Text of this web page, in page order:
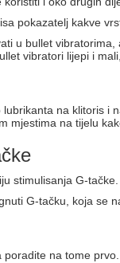
pokazatelj kakve
​​u bullet
vibratori lijepi i
na klitoris i
mjestima na tijelu
stimulisanja G-tačke.
G-tačku, koja se
na tome prvo.